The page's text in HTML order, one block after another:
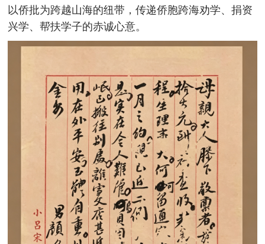
以侨批为跨越山海的纽带，传递侨胞跨海劝学、捐资
兴学、帮扶学子的赤诚心意。